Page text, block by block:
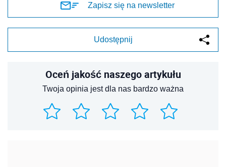
Zapisz się na newsletter
Udostępnij
Oceń jakość naszego artykułu
Twoja opinia jest dla nas bardzo ważna